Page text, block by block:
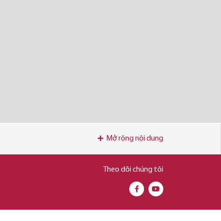
Mở rộng nội dung
Theo dõi chúng tôi